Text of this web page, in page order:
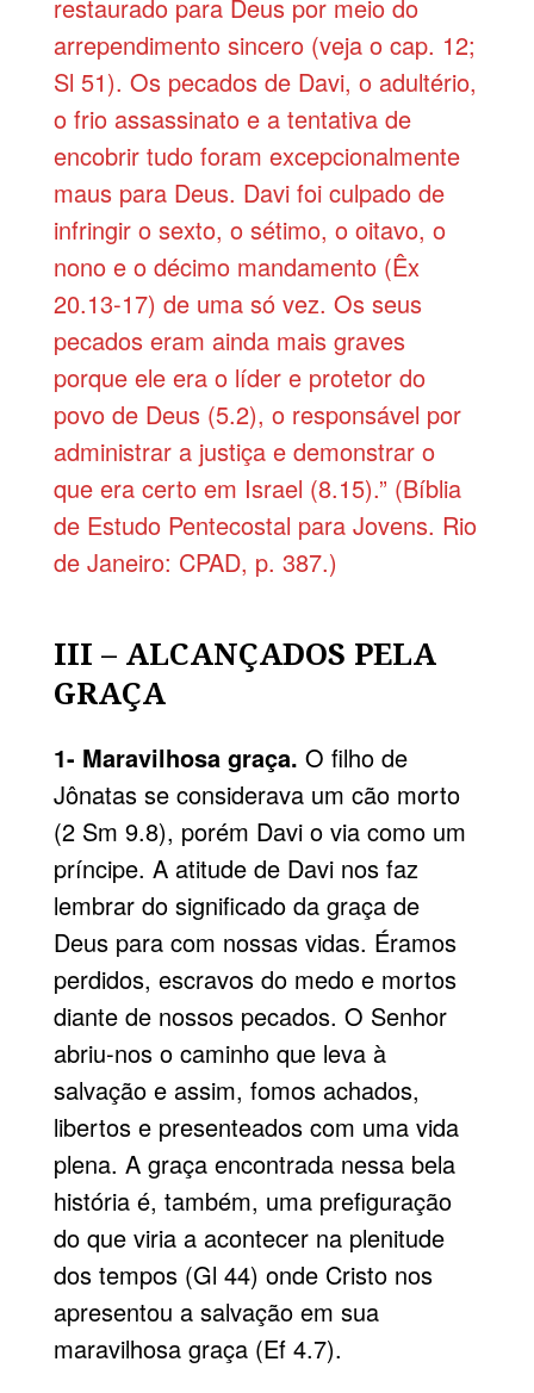
restaurado para Deus por meio do
arrependimento sincero (veja o cap. 12;
Sl 51). Os pecados de Davi, o adultério,
o frio assassinato e a tentativa de
encobrir tudo foram excepcionalmente
maus para Deus. Davi foi culpado de
infringir o sexto, o sétimo, o oitavo, o
nono e o décimo mandamento (Êx
20.13-17) de uma só vez. Os seus
pecados eram ainda mais graves
porque ele era o líder e protetor do
povo de Deus (5.2), o responsável por
administrar a justiça e demonstrar o
que era certo em Israel (8.15).” (Bíblia
de Estudo Pentecostal para Jovens. Rio
de Janeiro: CPAD, p. 387.)
III – ALCANÇADOS PELA
GRAÇA
1- Maravilhosa graça. O filho de
Jônatas se considerava um cão morto
(2 Sm 9.8), porém Davi o via como um
príncipe. A atitude de Davi nos faz
lembrar do significado da graça de
Deus para com nossas vidas. Éramos
perdidos, escravos do medo e mortos
diante de nossos pecados. O Senhor
abriu-nos o caminho que leva à
salvação e assim, fomos achados,
libertos e presenteados com uma vida
plena. A graça encontrada nessa bela
história é, também, uma prefiguração
do que viria a acontecer na plenitude
dos tempos (Gl 44) onde Cristo nos
apresentou a salvação em sua
maravilhosa graça (Ef 4.7).